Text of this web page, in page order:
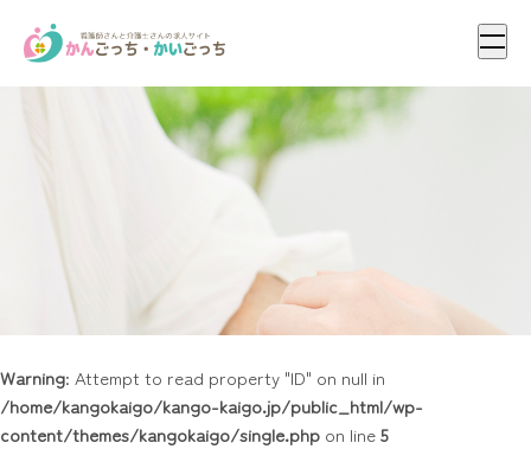
メニ
Warning: Attempt to read property "ID" on null in
/home/kangokaigo/kango-kaigo.jp/public_html/wp-
content/themes/kangokaigo/single.php on line5